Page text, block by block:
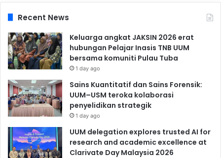
Recent News
Keluarga angkat JAKSIN 2026 erat
hubungan Pelajar Inasis TNB UUM
bersama komuniti Pulau Tuba
1 day ago
Sains Kuantitatif dan Sains Forensik:
UUM–USM teroka kolaborasi
penyelidikan strategik
1 day ago
UUM delegation explores trusted AI for
research and academic excellence at
Clarivate Day Malaysia 2026